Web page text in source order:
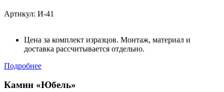
Артикул: И-41
Цена за комплект изразцов. Монтаж, материал и
доставка рассчитывается отдельно.
Подробнее
Камин «Юбель»